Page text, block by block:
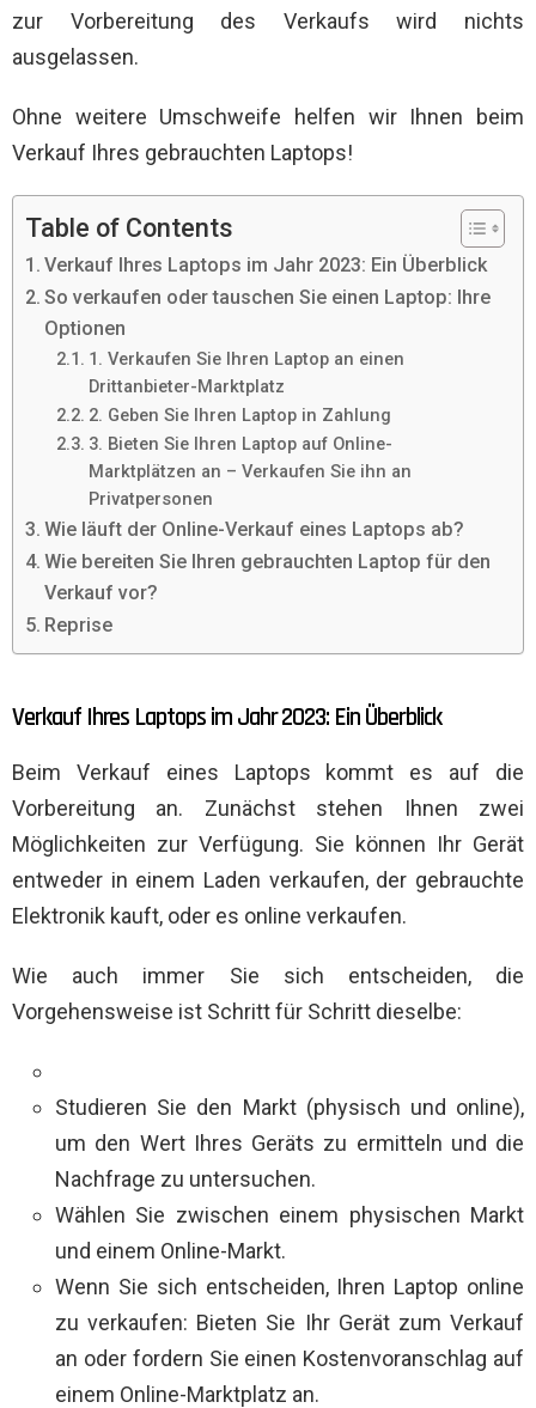
zur Vorbereitung des Verkaufs wird nichts
ausgelassen.
Ohne weitere Umschweife helfen wir Ihnen beim
Verkauf Ihres gebrauchten Laptops!
Table of Contents
Verkauf Ihres Laptops im Jahr 2023: Ein Überblick
So verkaufen oder tauschen Sie einen Laptop: Ihre
Optionen
1. Verkaufen Sie Ihren Laptop an einen
Drittanbieter-Marktplatz
2. Geben Sie Ihren Laptop in Zahlung
3. Bieten Sie Ihren Laptop auf Online-
Marktplätzen an – Verkaufen Sie ihn an
Privatpersonen
Wie läuft der Online-Verkauf eines Laptops ab?
Wie bereiten Sie Ihren gebrauchten Laptop für den
Verkauf vor?
Reprise
Verkauf Ihres Laptops im Jahr 2023: Ein Überblick
Beim Verkauf eines Laptops kommt es auf die
Vorbereitung an. Zunächst stehen Ihnen zwei
Möglichkeiten zur Verfügung. Sie können Ihr Gerät
entweder in einem Laden verkaufen, der gebrauchte
Elektronik kauft, oder es online verkaufen.
Wie auch immer Sie sich entscheiden, die
Vorgehensweise ist Schritt für Schritt dieselbe:
Studieren Sie den Markt (physisch und online),
um den Wert Ihres Geräts zu ermitteln und die
Nachfrage zu untersuchen.
Wählen Sie zwischen einem physischen Markt
und einem Online-Markt.
Wenn Sie sich entscheiden, Ihren Laptop online
zu verkaufen: Bieten Sie Ihr Gerät zum Verkauf
an oder fordern Sie einen Kostenvoranschlag auf
einem Online-Marktplatz an.